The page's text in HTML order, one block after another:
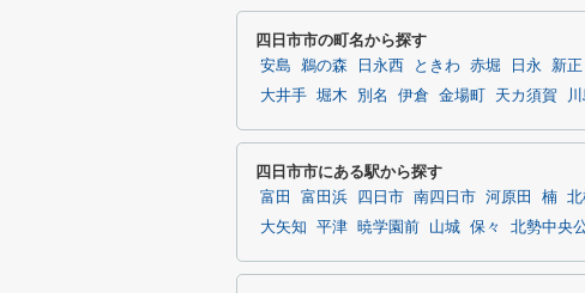
四日市市の町名から探す
安島 鵜の森 日永西 ときわ 赤堀 日永 新正
大井手 堀木 別名 伊倉 金場町 天カ須賀 川
四日市市にある駅から探す
富田 富田浜 四日市 南四日市 河原田 楠
大矢知
平津 暁学園前 山城 保々 北勢中央